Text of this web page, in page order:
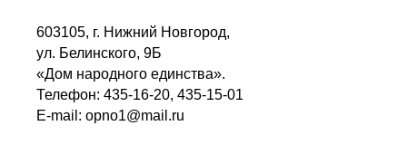
603105, г. Нижний Новгород,
ул. Белинского, 9Б
«Дом народного единства».
Телефон: 435-16-20, 435-15-01
E-mail: opno1@mail.ru